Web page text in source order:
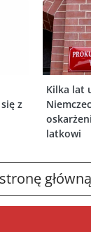
z
Kilka lat
latkowi